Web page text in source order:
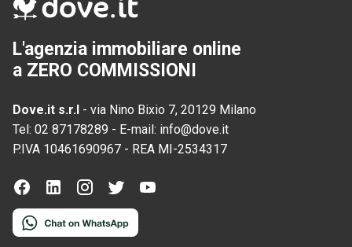
L'agenzia immobiliare online
a ZERO COMMISSIONI
Dove.it s.r.l - via Nino Bixio 7, 20129 Milano
Tel: 02 87178289 - E-mail: info@dove.it
P.IVA 10461690967 - REA MI-2534317